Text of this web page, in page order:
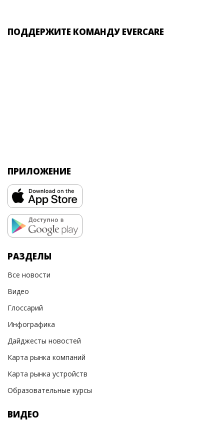
ПОДДЕРЖИТЕ КОМАНДУ EVERCARE
ПРИЛОЖЕНИЕ
РАЗДЕЛЫ
Все новости
Видео
Глоссарий
Инфографика
Дайджесты новостей
Карта рынка компаний
Карта рынка устройств
Образовательные курсы
ВИДЕО